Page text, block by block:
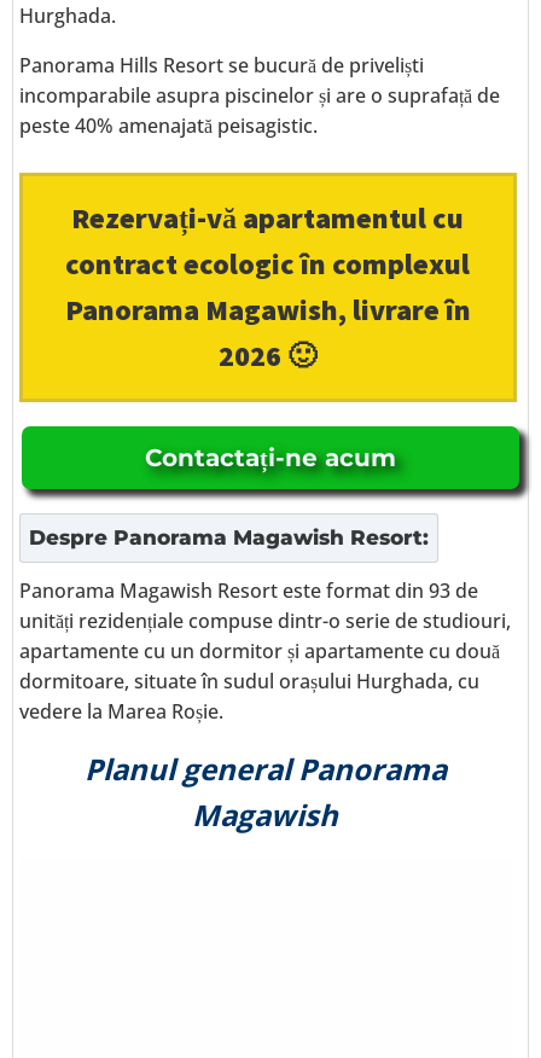
Hurghada.
Panorama Hills Resort se bucură de priveliști
incomparabile asupra piscinelor și are o suprafață de
peste 40% amenajată peisagistic.
Rezervați-vă apartamentul cu
contract ecologic în complexul
Panorama Magawish, livrare în
2026 🙂
Contactați-ne acum
Despre Panorama Magawish Resort:
Panorama Magawish Resort este format din 93 de
unități rezidențiale compuse dintr-o serie de studiouri,
apartamente cu un dormitor și apartamente cu două
dormitoare, situate în sudul orașului Hurghada, cu
vedere la Marea Roșie.
Planul general Panorama
Magawish